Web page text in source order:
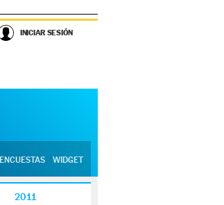
INICIAR SESIÓN
ENCUESTAS WIDGET
2011